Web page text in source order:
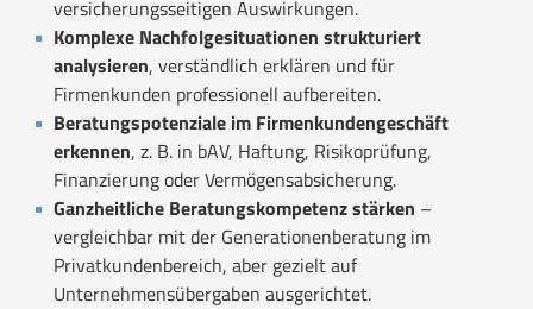
versicherungsseitigen Auswirkungen.
Komplexe Nachfolgesituationen strukturiert
analysieren, verständlich erklären und für
Firmenkunden professionell aufbereiten.
Beratungspotenziale im Firmenkundengeschäft
erkennen, z. B. in bAV, Haftung, Risikoprüfung,
Finanzierung oder Vermögensabsicherung.
Ganzheitliche Beratungskompetenz stärken –
vergleichbar mit der Generationenberatung im
Privatkundenbereich, aber gezielt auf
Unternehmensübergaben ausgerichtet.